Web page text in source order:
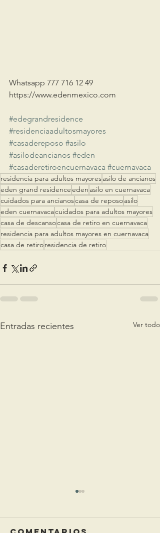
Whatsapp 777 716 12 49
https://www.edenmexico.com
#edegrandresidence
#residenciaadultosmayores
#casadereposo #asilo
#asilodeancianos #eden
#casaderetiroencuernavaca #cuernavaca
residencia para adultos mayoresasilo de ancianos
eden grand residenceeden asilo en cuernavaca
cuidados para ancianoscasa de reposoasilo
eden cuernavacacuidados para adultos mayores
casa de descansocasa de retiro en cuernavaca
residencia para adultos mayores en cuernavaca
casa de retiroresidencia de retiro
Entradas recientes Ver todo